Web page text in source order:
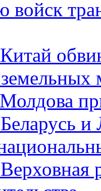
войск
Китай
Молдова
Беларусь
Верховная